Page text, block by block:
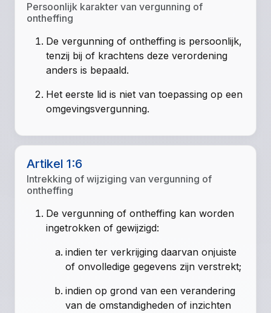
Persoonlijk karakter van vergunning of
ontheffing
De vergunning of ontheffing is persoonlijk,
tenzij bij of krachtens deze verordening
anders is bepaald.
Het eerste lid is niet van toepassing op een
omgevingsvergunning.
Artikel 1:6
Intrekking of wijziging van vergunning of
ontheffing
De vergunning of ontheffing kan worden
ingetrokken of gewijzigd:
indien ter verkrijging daarvan onjuiste
of onvolledige gegevens zijn verstrekt;
indien op grond van een verandering
van de omstandigheden of inzichten